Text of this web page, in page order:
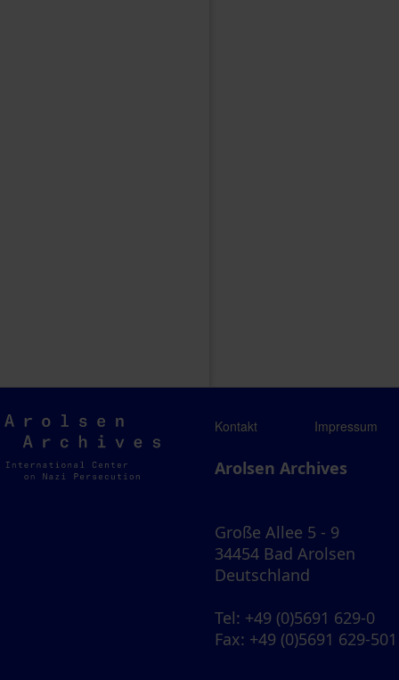
Arolsen
Archives
Kontakt Impressum
Arolsen Archives
Große Allee 5 - 9
34454 Bad Arolsen
Deutschland
Tel: +49 (0)5691 629-0
Fax: +49 (0)5691 629-501